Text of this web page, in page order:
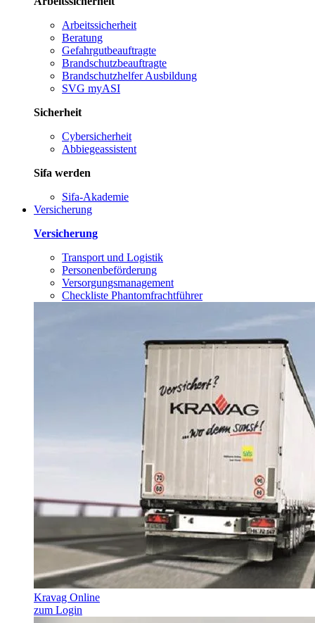
Arbeitssicherheit
Beratung
Gefahrgutbeauftragte
Brandschutzbeauftragte
Brandschutzhelfer Ausbildung
SVG myASI
Sicherheit
Cybersicherheit
Abbiegeassistent
Sifa werden
Sifa-Akademie
Versicherung
Versicherung
Transport und Logistik
Personenbeförderung
Versorgungsmanagement
Checkliste Phantomfrachtführer
Kravag Online
zum Login